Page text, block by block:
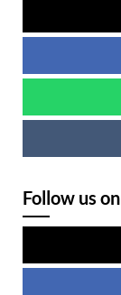
Follow us